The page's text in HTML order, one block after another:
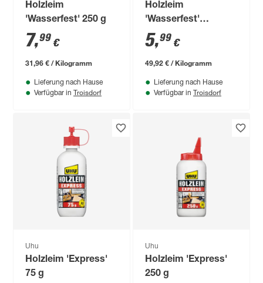
Holzleim
'Wasserfest' 250 g
7,99 €
31,96 € / Kilogramm
Lieferung nach Hause
Verfügbar in Troisdorf
Holzleim
'Wasserfest'
transparent
trocknend 120 g
5,99 €
49,92 € / Kilogramm
Lieferung nach Hause
Verfügbar in Troisdorf
Uhu
Holzleim 'Express'
75 g
Uhu
Holzleim 'Express'
250 g